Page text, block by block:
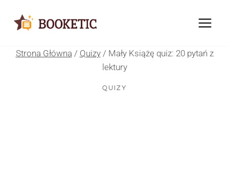
Strona Główna / Quizy / Mały Książę quiz: 20 pytań z
lektury
QUIZY